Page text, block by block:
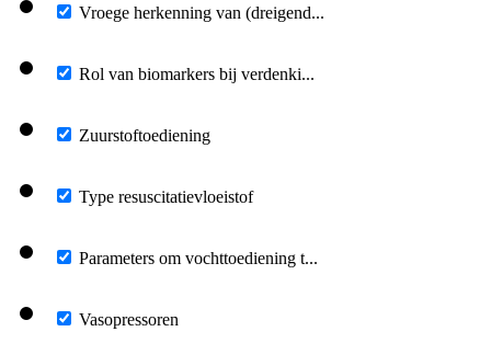
Vroege herkenning van (dreigend...
Rol van biomarkers bij verdenki...
Zuurstoftoediening
Type resuscitatievloeistof
Parameters om vochttoediening t...
Vasopressoren